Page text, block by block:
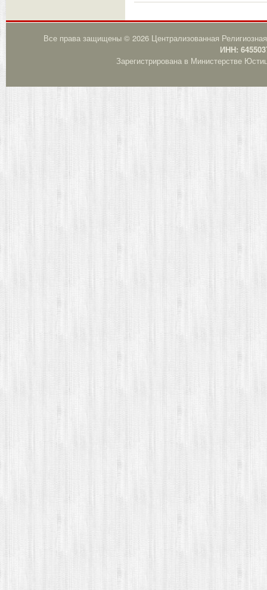
Все права защищены © 2026 Централизованная
ИНН:
Зарегистрирована в Министерстве